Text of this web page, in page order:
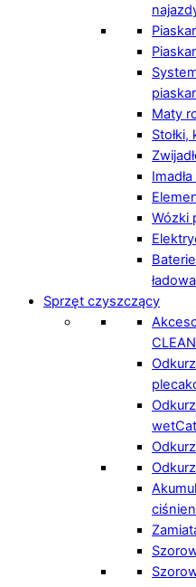
Maty
Stołki,
Wózki
Sprzęt czyszczący
wetCat